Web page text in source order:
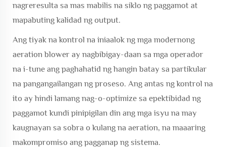
nagreresulta sa mas mabilis na siklo ng paggamot at
mapabuting kalidad ng output.
Ang tiyak na kontrol na iniaalok ng mga modernong
aeration blower ay nagbibigay-daan sa mga operador
na i-tune ang paghahatid ng hangin batay sa partikular
na pangangailangan ng proseso. Ang antas ng kontrol na
ito ay hindi lamang nag-o-optimize sa epektibidad ng
paggamot kundi pinipigilan din ang mga isyu na may
kaugnayan sa sobra o kulang na aeration, na maaaring
makompromiso ang pagganap ng sistema.